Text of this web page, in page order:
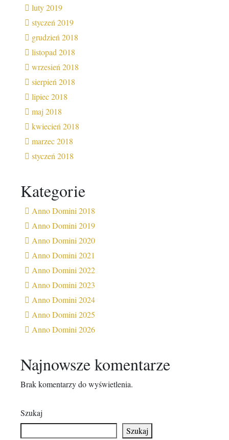
luty 2019
styczeń 2019
grudzień 2018
listopad 2018
wrzesień 2018
sierpień 2018
lipiec 2018
maj 2018
kwiecień 2018
marzec 2018
styczeń 2018
Kategorie
Anno Domini 2018
Anno Domini 2019
Anno Domini 2020
Anno Domini 2021
Anno Domini 2022
Anno Domini 2023
Anno Domini 2024
Anno Domini 2025
Anno Domini 2026
Najnowsze komentarze
Brak komentarzy do wyświetlenia.
Szukaj
Szukaj